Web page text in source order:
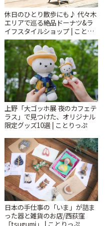
休日のひとり散歩にも♪ 代々木
エリアで巡る絶品ドーナツ&ラ
イフスタイルショップ | ことり
っぷ
上野「大ゴッホ展 夜のカフェテ
ラス」で見つけた、オリジナル
限定グッズ10選 | ことりっぷ
日本の手仕事の「いま」が詰ま
った器と雑貨のお店/西荻窪
「tsugumi」 | ことりっぷ